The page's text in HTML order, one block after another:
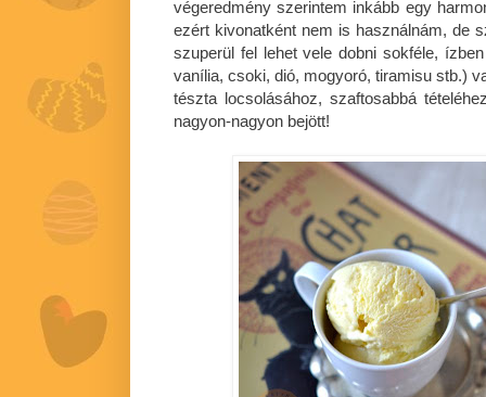
végeredmény szerintem inkább egy
ezért kivonatként nem is használnám, de
szuperül fel lehet vele dobni sokféle,
vanília, csoki, dió, mogyoró, tiramisu stb.)
tészta locsolásához, szaftosabbá
nagyon-nagyon bejött!